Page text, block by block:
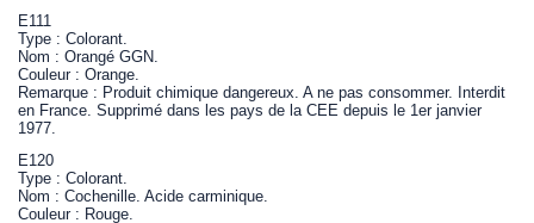
E111
Type : Colorant.
Nom : Orangé GGN.
Couleur : Orange.
Remarque : Produit chimique dangereux. A ne pas consommer. Interdit
en France. Supprimé dans les pays de la CEE depuis le 1er janvier
1977.
E120
Type : Colorant.
Nom : Cochenille. Acide carminique.
Couleur : Rouge.